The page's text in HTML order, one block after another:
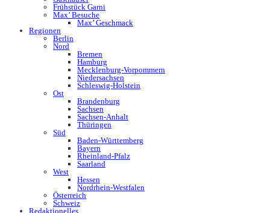
Frühstück Garni
Max’ Besuche
Max’ Geschmack
Regionen
Berlin
Nord
Bremen
Hamburg
Mecklenburg-Vorpommern
Niedersachsen
Schleswig-Holstein
Ost
Brandenburg
Sachsen
Sachsen-Anhalt
Thüringen
Süd
Baden-Württemberg
Bayern
Rheinland-Pfalz
Saarland
West
Hessen
Nordrhein-Westfalen
Österreich
Schweiz
Redaktionelles